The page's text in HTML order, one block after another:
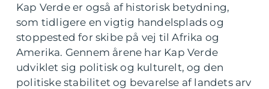
Kap Verde er også af historisk betydning,
som tidligere en vigtig handelsplads og
stoppested for skibe på vej til Afrika og
Amerika. Gennem årene har Kap Verde
udviklet sig politisk og kulturelt, og den
politiske stabilitet og bevarelse af landets arv